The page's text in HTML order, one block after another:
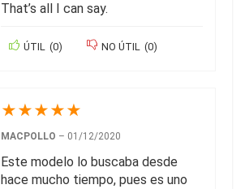
That’s all I can say.
ÚTIL (0) NO ÚTIL (0)
★★★★★
MACPOLLO – 01/12/2020
Este modelo lo buscaba desde
hace mucho tiempo, pues es uno